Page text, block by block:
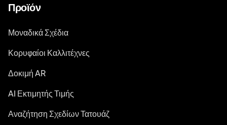
Προϊόν
Μοναδικά Σχέδια
Κορυφαίοι Καλλιτέχνες
Δοκιμή AR
AI Εκτιμητής Τιμής
Αναζήτηση Σχεδίων Τατουάζ